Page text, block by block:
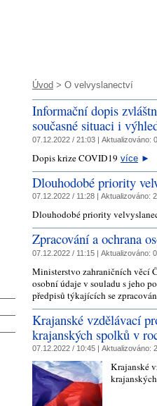
Úvod > O velvyslanectví
Informační dopis
současné situaci i
07.12.2022 / 21:03 | Aktualizováno:
Dopis krize COVID19 více ►
Dlouhodobé priority
07.12.2022 / 11:28 | Aktualizováno:
Dlouhodobé priority
Zpracování a ochrana
07.12.2022 / 11:15 | Aktualizováno:
Ministerstvo zahraničních věcí
osobní údaje v souladu s jeho
předpisů týkajících se
Krajanské vzdělávací
krajanských spolků v
07.12.2022 / 10:45 | Aktualizováno:
Krajanské